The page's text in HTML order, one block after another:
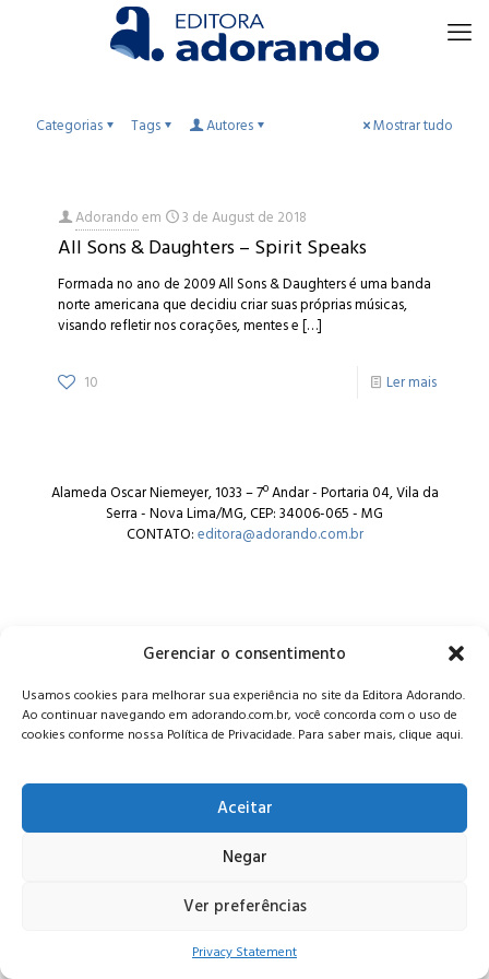
Gerenciar o consentimento
Usamos cookies para melhorar sua experiência no site da Editora Adorando.
Ao continuar navegando em adorando.com.br, você concorda com o uso de
cookies conforme nossa Política de Privacidade. Para saber mais, clique aqui.
Aceitar
Negar
Ver preferências
Privacy Statement
Categorias Tags Autores Mostrar tudo
Adorandoem 3 de August de 2018
All Sons & Daughters – Spirit Speaks
Formada no ano de 2009 All Sons & Daughters é uma banda
norte americana que decidiu criar suas próprias músicas,
visando refletir nos corações, mentes e[…]
10 Ler mais
Alameda Oscar Niemeyer, 1033 – 7º Andar - Portaria 04, Vila da
Serra - Nova Lima/MG, CEP: 34006-065 - MG
CONTATO:editora@adorando.com.br
© Editora Adorando 2026. Todos os direitos reservados.
Consulte nossapolítica de privacidade.